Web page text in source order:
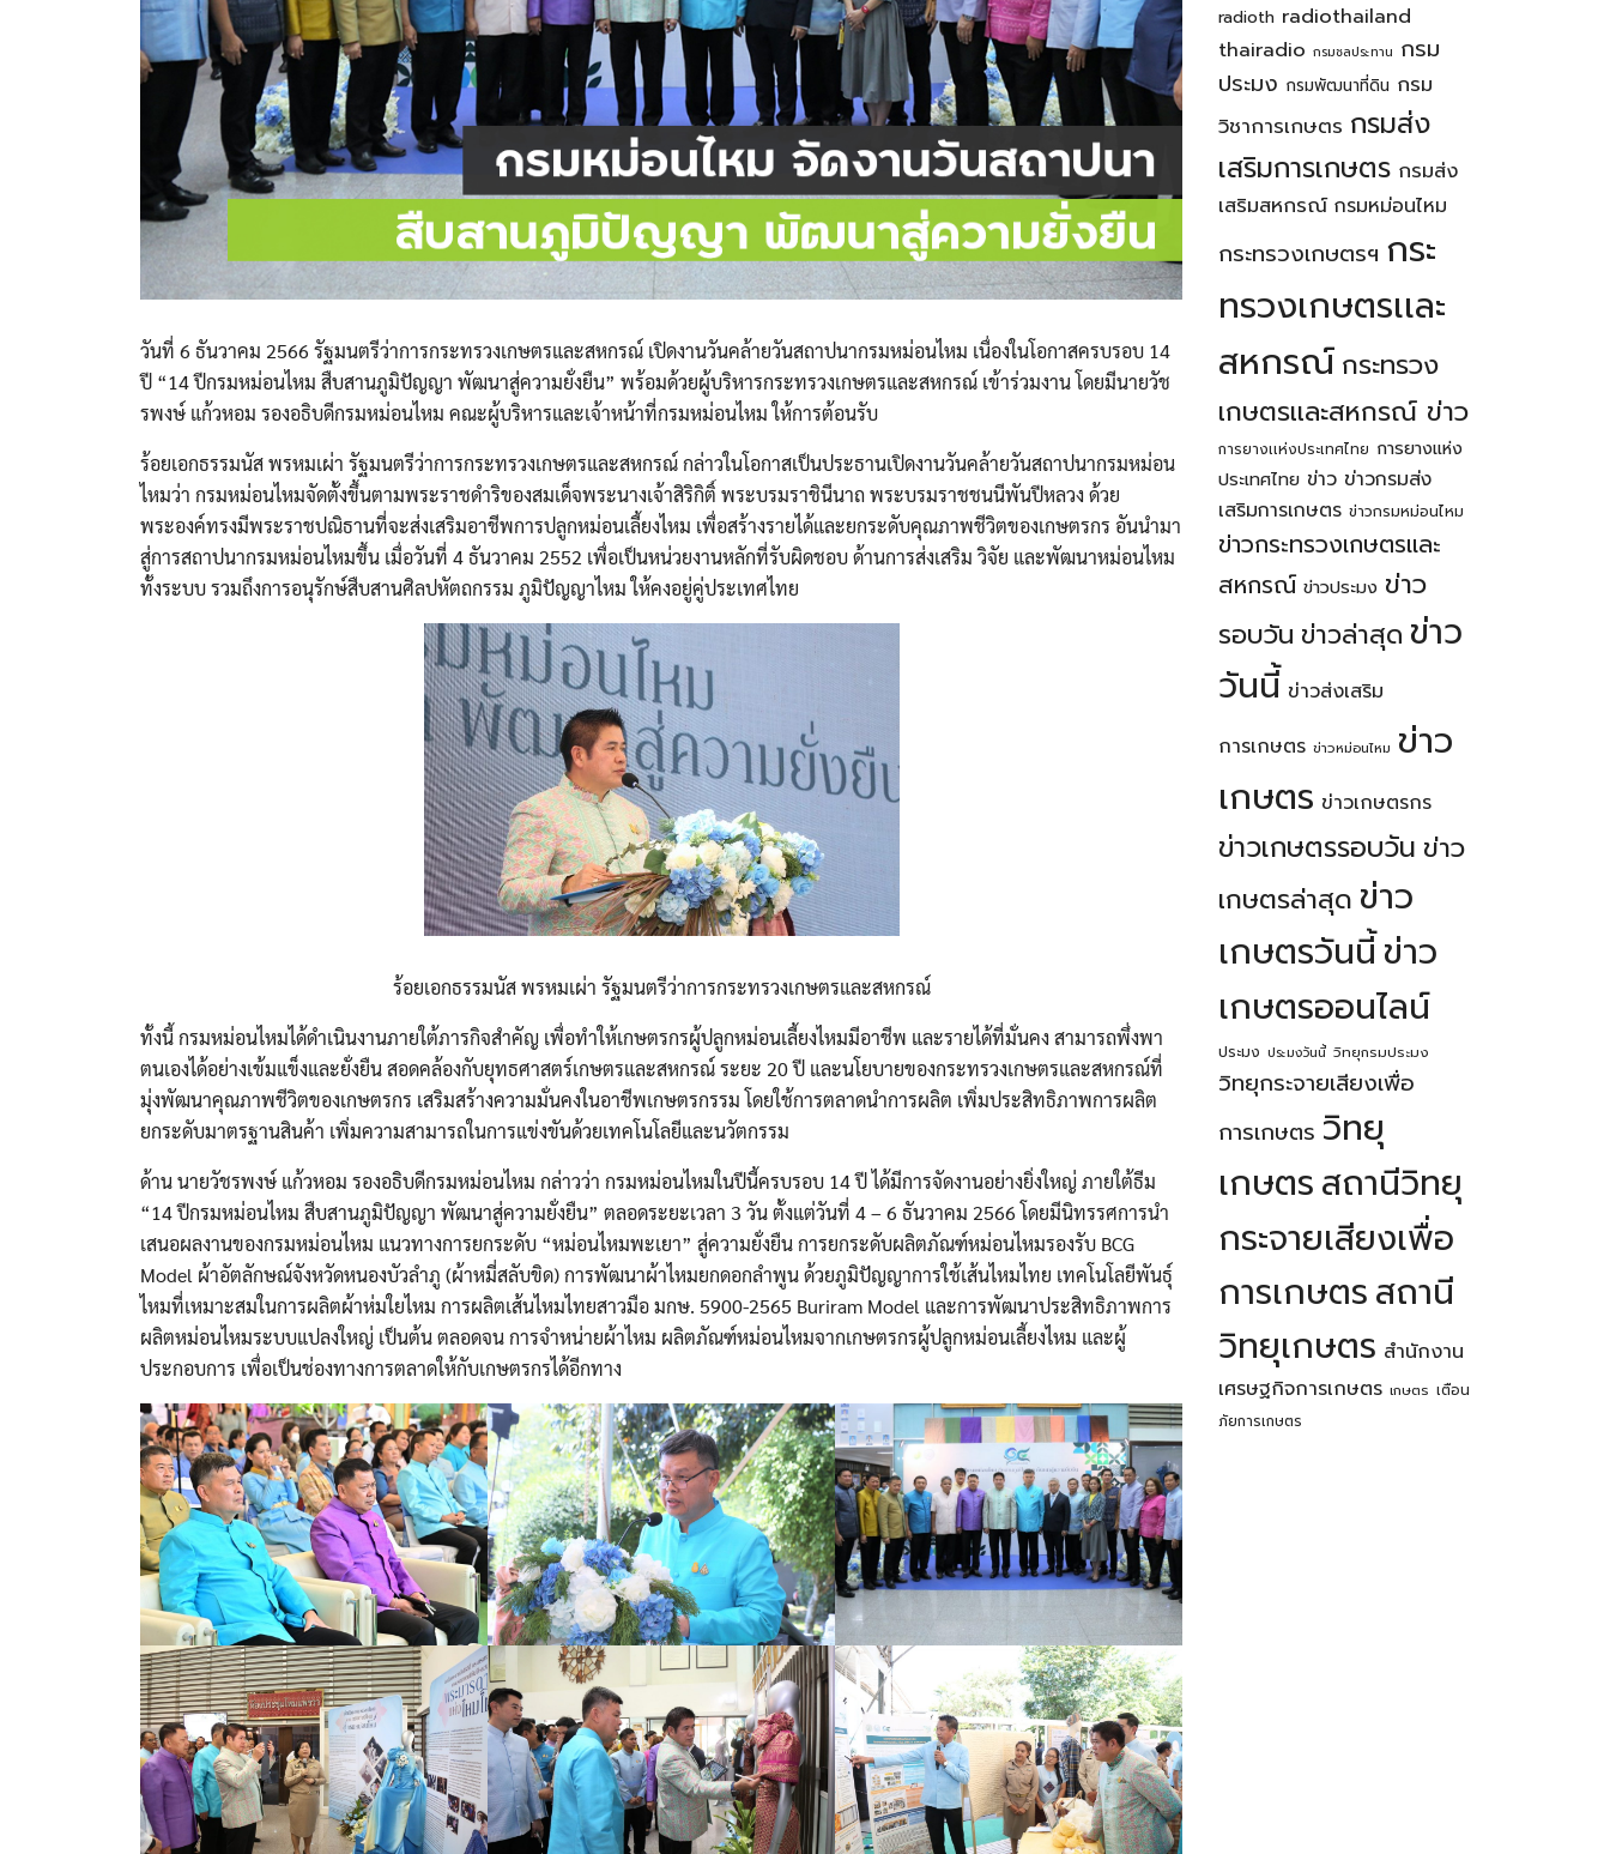
Search
for:
Search
วันที่ 6 ธันวาคม 2566 รัฐมนตรีว่าการกระทรวงเกษตรและสหกรณ์ เปิดงานวันคล้ายวันสถาปนากรมหม่อนไหม เนื่องในโอกาสครบรอบ 14
ปี “14 ปีกรมหม่อนไหม สืบสานภูมิปัญญา พัฒนาสู่ความยั่งยืน” พร้อมด้วยผู้บริหารกระทรวงเกษตรและสหกรณ์ เข้าร่วมงาน โดยมีนายวัช
รพงษ์ แก้วหอม รองอธิบดีกรมหม่อนไหม คณะผู้บริหารและเจ้าหน้าที่กรมหม่อนไหม ให้การต้อนรับ
ร้อยเอกธรรมนัส พรหมเผ่า รัฐมนตรีว่าการกระทรวงเกษตรและสหกรณ์ กล่าวในโอกาสเป็นประธานเปิดงานวันคล้ายวันสถาปนากรมหม่อน
ไหมว่า กรมหม่อนไหมจัดตั้งขึ้นตามพระราชดำริของสมเด็จพระนางเจ้าสิริกิติ์ พระบรมราชินีนาถ พระบรมราชชนนีพันปีหลวง ด้วย
พระองค์ทรงมีพระราชปณิธานที่จะส่งเสริมอาชีพการปลูกหม่อนเลี้ยงไหม เพื่อสร้างรายได้และยกระดับคุณภาพชีวิตของเกษตรกร อันนำมา
สู่การสถาปนากรมหม่อนไหมขึ้น เมื่อวันที่ 4 ธันวาคม 2552 เพื่อเป็นหน่วยงานหลักที่รับผิดชอบ ด้านการส่งเสริม วิจัย และพัฒนาหม่อนไหม
ทั้งระบบ รวมถึงการอนุรักษ์สืบสานศิลปหัตถกรรม ภูมิปัญญาไหม ให้คงอยู่คู่ประเทศไทย
ร้อยเอกธรรมนัส พรหมเผ่า รัฐมนตรีว่าการกระทรวงเกษตรและสหกรณ์
ทั้งนี้ กรมหม่อนไหมได้ดำเนินงานภายใต้ภารกิจสำคัญ เพื่อทำให้เกษตรกรผู้ปลูกหม่อนเลี้ยงไหมมีอาชีพ และรายได้ที่มั่นคง สามารถพึ่งพา
ตนเองได้อย่างเข้มแข็งและยั่งยืน สอดคล้องกับยุทธศาสตร์เกษตรและสหกรณ์ ระยะ 20 ปี และนโยบายของกระทรวงเกษตรและสหกรณ์ที่
มุ่งพัฒนาคุณภาพชีวิตของเกษตรกร เสริมสร้างความมั่นคงในอาชีพเกษตรกรรม โดยใช้การตลาดนำการผลิต เพิ่มประสิทธิภาพการผลิต
ยกระดับมาตรฐานสินค้า เพิ่มความสามารถในการแข่งขันด้วยเทคโนโลยีและนวัตกรรม
ด้าน นายวัชรพงษ์ แก้วหอม รองอธิบดีกรมหม่อนไหม กล่าวว่า กรมหม่อนไหมในปีนี้ครบรอบ 14 ปี ได้มีการจัดงานอย่างยิ่งใหญ่ ภายใต้ธีม
“14 ปีกรมหม่อนไหม สืบสานภูมิปัญญา พัฒนาสู่ความยั่งยืน” ตลอดระยะเวลา 3 วัน ตั้งแต่วันที่ 4 – 6 ธันวาคม 2566 โดยมีนิทรรศการนำ
เสนอผลงานของกรมหม่อนไหม แนวทางการยกระดับ “หม่อนไหมพะเยา” สู่ความยั่งยืน การยกระดับผลิตภัณฑ์หม่อนไหมรองรับ BCG
Model ผ้าอัตลักษณ์จังหวัดหนองบัวลำภู (ผ้าหมี่สลับขิด) การพัฒนาผ้าไหมยกดอกลำพูน ด้วยภูมิปัญญาการใช้เส้นไหมไทย เทคโนโลยีพันธุ์
ไหมที่เหมาะสมในการผลิตผ้าห่มใยไหม การผลิตเส้นไหมไทยสาวมือ มกษ. 5900-2565 Buriram Model และการพัฒนาประสิทธิภาพการ
ผลิตหม่อนไหมระบบแปลงใหญ่ เป็นต้น ตลอดจน การจำหน่ายผ้าไหม ผลิตภัณฑ์หม่อนไหมจากเกษตรกรผู้ปลูกหม่อนเลี้ยงไหม และผู้
ประกอบการ เพื่อเป็นช่องทางการตลาดให้กับเกษตรกรได้อีกทาง
radioth radiothailand
thairadio กรมชลประทาน กรม
ประมง กรมพัฒนาที่ดิน กรม
วิชาการเกษตร กรมส่ง
เสริมการเกษตร กรมส่ง
เสริมสหกรณ์ กรมหม่อนไหม
กระทรวงเกษตรฯ กระ
ทรวงเกษตรเเละ
สหกรณ์ กระทรวง
เกษตรเเละสหกรณ์ ข่าว
การยางเเห่งประเทศไทย การยางแห่ง
ประเทศไทย ข่าว ข่าวกรมส่ง
เสริมการเกษตร ข่าวกรมหม่อนไหม
ข่าวกระทรวงเกษตรเเละ
สหกรณ์ ข่าวประมง ข่าว
รอบวัน ข่าวล่าสุด ข่าว
วันนี้ ข่าวส่งเสริม
การเกษตร ข่าวหม่อนไหม ข่าว
เกษตร ข่าวเกษตรกร
ข่าวเกษตรรอบวัน ข่าว
เกษตรล่าสุด ข่าว
เกษตรวันนี้ ข่าว
เกษตรออนไลน์
ประมง ประมงวันนี้ วิทยุกรมประมง
วิทยุกระจายเสียงเพื่อ
การเกษตร วิทยุ
เกษตรสถานีวิทยุ
กระจายเสียงเพื่อ
การเกษตรสถานี
วิทยุเกษตร สำนักงาน
เศรษฐกิจการเกษตร เกษตร เตือน
ภัยการเกษตร